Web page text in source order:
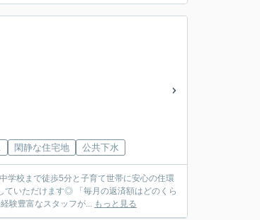
閑静な住宅地 公共下水
学校まで徒歩5分と子育て世帯に安心の住環
いただけます◎ 「毎月の返済額はどのくら
験豊富なスタッフが... もっと見る